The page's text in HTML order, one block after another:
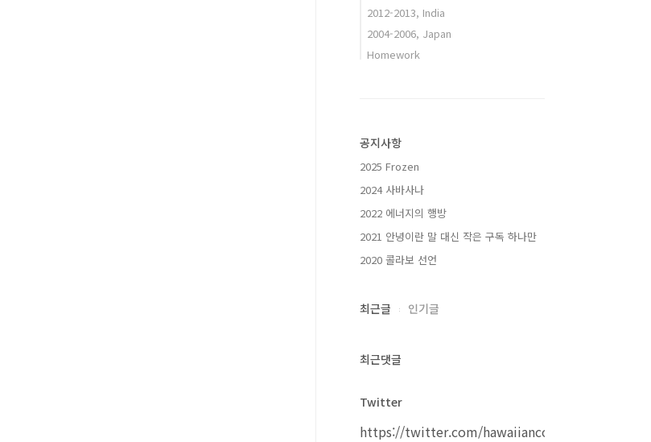
2012-2013, India
2004-2006, Japan
Homework
공지사항
2025 Frozen
2024 사바사나
2022 에너지의 행방
2021 안녕이란 말 대신 작은 구독 하나만
2020 콜라보 선언
최근글 인기글
최근댓글
Twitter
https://twitter.com/hawaiiancouple